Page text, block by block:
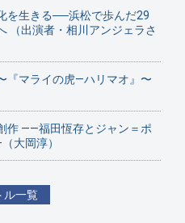
を生きる──浜松で歩んだ29
（出演者・相川アンジェラさ
『マライの虎—ハリマオ』〜
作 ——福田恆存とジャン＝ポ
大岡淳）
ル一覧